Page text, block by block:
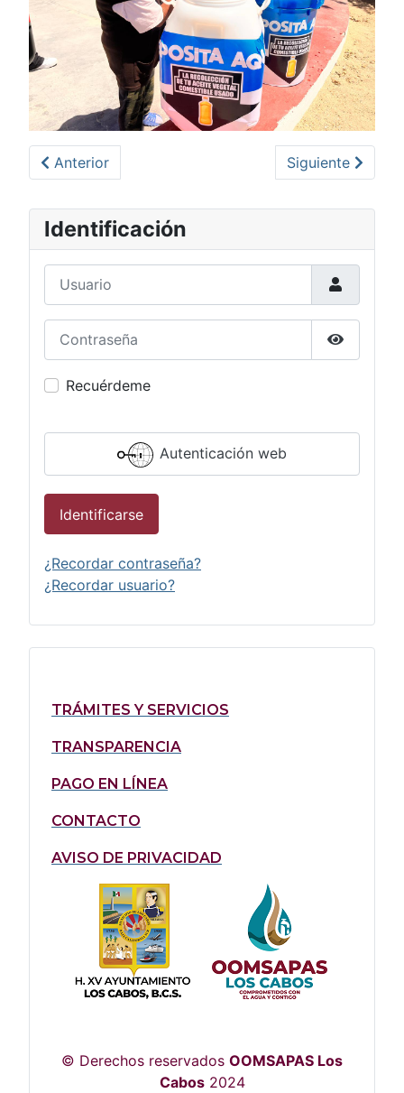
Artículo anterior: Personal de Agua Potable de Los
Anterior Artículo
Siguiente
Identificación
Mostrar
Recuérdeme
Autenticación web
Identificarse
¿Recordar contraseña?
¿Recordar usuario?
TRÁMITES Y SERVICIOS
TRANSPARENCIA
PAGO EN LÍNEA
CONTACTO
AVISO DE PRIVACIDAD
© Derechos reservados OOMSAPAS Los
Cabos2024